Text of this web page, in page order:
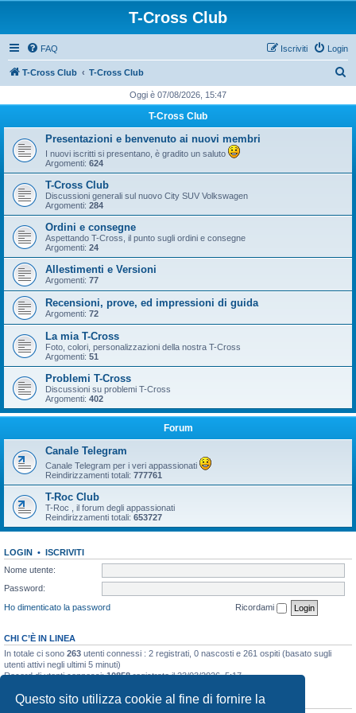
Questo sito utilizza cookie al fine di fornire la
T-Cross Club
FAQ Login
Iscriviti
T-Cross Club T-Cross Club
c
Oggi è 07/08/2026, 15:47
T-Cross Club
Presentazioni e benvenuto ai nuovi membri
I nuovi iscritti si presentano, è gradito un saluto
Argomenti: 624
T-Cross Club
Discussioni generali sul nuovo City SUV Volkswagen
Argomenti: 284
Ordini e consegne
Aspettando T-Cross, il punto sugli ordini e consegne
Argomenti: 24
Allestimenti e Versioni
Argomenti: 77
Recensioni, prove, ed impressioni di guida
Argomenti: 72
La mia T-Cross
Foto, colori, personalizzazioni della nostra T-Cross
Argomenti: 51
Problemi T-Cross
Discussioni su problemi T-Cross
Argomenti: 402
Forum
Canale Telegram
Canale Telegram per i veri appassionati
Reindirizzamenti totali: 777761
T-Roc Club
T-Roc , il forum degli appassionati
Reindirizzamenti totali: 653727
LOGIN • ISCRIVITI
Nome utente:
Password:
Ho dimenticato la password
Ricordami
CHI C’È IN LINEA
In totale ci sono 263 utenti connessi : 2 registrati, 0 nascosti e 261 ospiti (basato sugli
utenti attivi negli ultimi 5 minuti)
Record di utenti connessi:10858registrato il 23/03/2026, 5:17
STATISTICHE